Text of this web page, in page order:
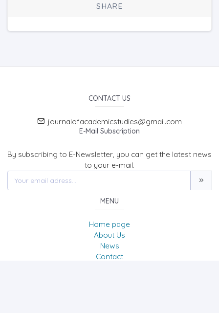
SHARE
CONTACT US
journalofacademicstudies@gmail.com
E-Mail Subscription
By subscribing to E-Newsletter, you can get the latest news
to your e-mail.
MENU
Home page
About Us
News
Contact